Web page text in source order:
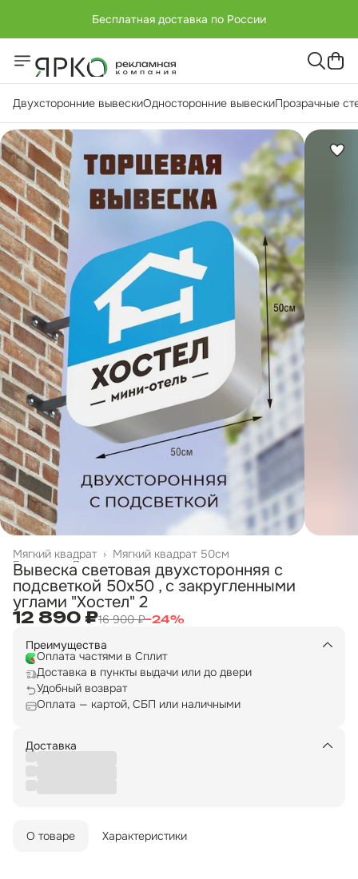
Бесплатная доставка по России
Двухсторонние вывескиОдносторонние вывескиПрозрачные
Мягкий квадрат 50см
Мягкий квадрат ›
Двухсторонние вывески ›
Главная ›
Вывеска световая двухсторонняя с
подсветкой 50х50 , с закругленными
углами "Хостел" 2
12 890 ₽16 900 ₽−24%
Преимущества
Оплата частями в Сплит
Доставка в пункты выдачи или до двери
Удобный возврат
Оплата — картой, СБП или наличными
Доставка
О товаре Характеристики